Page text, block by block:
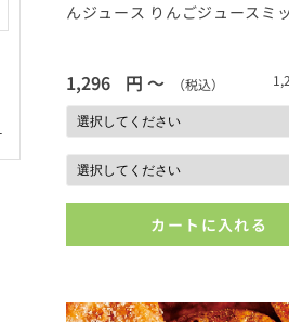
んジュース りんごジュースミ
1,296 円 ～ （税込）
カートに入れる